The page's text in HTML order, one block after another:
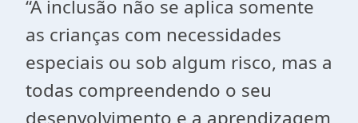
“A inclusão não se aplica somente
as crianças com necessidades
especiais ou sob algum risco, mas a
todas compreendendo o seu
desenvolvimento e a aprendizagem